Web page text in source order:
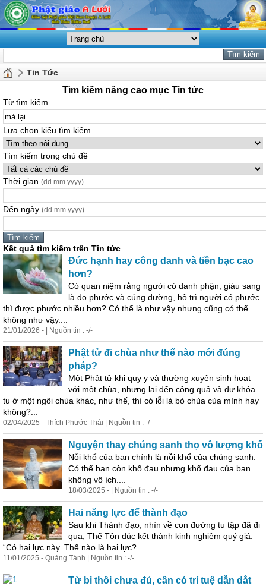
Tin Tức
Tìm kiếm nâng cao mục Tin tức
Từ tìm kiếm
Lựa chọn kiểu tìm kiếm
Tìm kiếm trong chủ đề
Thời gian (dd.mm.yyyy)
Đến ngày (dd.mm.yyyy)
Kết quả tìm kiếm trên Tin tức
Đức hạnh hay công danh và tiền bạc cao
hơn?
Có quan niệm rằng người có danh phận, giàu sang
là do phước và cúng dường, hộ trì người có phước
thì được phước nhiều hơn? Có thể là như vậy nhưng cũng có thể
không như vậy....
21/01/2026 - | Nguồn tin : -/-
Phật tử đi chùa như thế nào mới đúng
pháp?
Một Phật tử khi quy y và thường xuyên sinh hoạt
với một chùa, nhưng lại đến công quả và dự khóa
tu ở một ngôi chùa khác, như thế, thì có lỗi là bỏ chùa của mình hay
không?...
02/04/2025 - Thích Phước Thái | Nguồn tin : -/-
Nguyện thay chúng sanh thọ vô lượng khổ
Nỗi khổ của bạn chính là nỗi khổ của chúng sanh.
Có thể bạn còn khổ đau nhưng khổ đau của bạn
không vô ích....
18/03/2025 - | Nguồn tin : -/-
Hai năng lực để thành đạo
Sau khi Thành đạo, nhìn về con đường tu tập đã đi
qua, Thế Tôn đúc kết thành kinh nghiệm quý giá:
“Có hai lực này. Thế nào là hai lực?...
11/01/2025 - Quảng Tánh | Nguồn tin : -/-
Từ bi thôi chưa đủ, cần có trí tuệ dẫn dắt